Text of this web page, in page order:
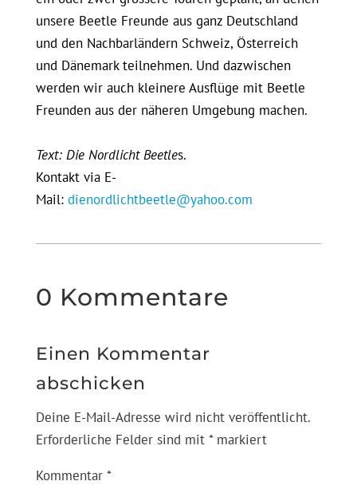
unsere Beetle Freunde aus ganz Deutschland
und den Nachbarländern Schweiz, Österreich
und Dänemark teilnehmen. Und dazwischen
werden wir auch kleinere Ausflüge mit Beetle
Freunden aus der näheren Umgebung machen.
Text: Die Nordlicht Beetles.
Kontakt via E-
Mail: dienordlichtbeetle@yahoo.com
0 Kommentare
Einen Kommentar
abschicken
Deine E-Mail-Adresse wird nicht veröffentlicht.
Erforderliche Felder sind mit *markiert
Kommentar *